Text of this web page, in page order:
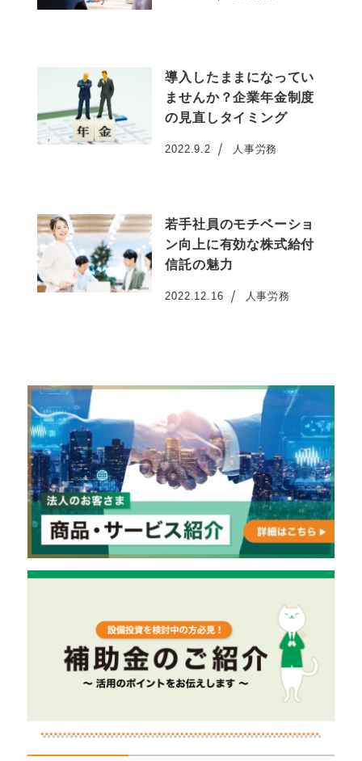
導入したままになってい
ませんか？企業年金制度
の見直しタイミング
投稿日
2022.9.2 人事労務
若手社員のモチベーショ
ン向上に有効な株式給付
信託の魅力
投稿日
2022.12.16 人事労務